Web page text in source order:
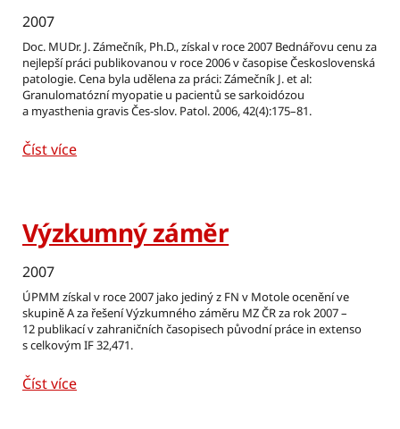
2007
Doc. MUDr. J. Zámečník, Ph.D., získal v roce 2007 Bednářovu cenu za
nejlepší práci publikovanou v roce 2006 v časopise Československá
patologie. Cena byla udělena za práci: Zámečník J. et al:
Granulomatózní myopatie u pacientů se sarkoidózou
a myasthenia gravis Čes-slov. Patol. 2006, 42(4):175–81.
Číst více
Výzkumný záměr
2007
ÚPMM získal v roce 2007 jako jediný z FN v Motole ocenění ve
skupině A za řešení Výzkumného záměru MZ ČR za rok 2007 –
12 publikací v zahraničních časopisech původní práce in extenso
s celkovým IF 32,471.
Číst více